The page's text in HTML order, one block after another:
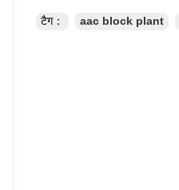
टैग： aac block plant